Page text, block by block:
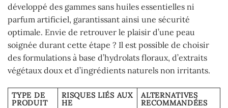
développé des gammes sans huiles essentielles ni
parfum artificiel, garantissant ainsi une sécurité
optimale. Envie de retrouver le plaisir d’une peau
soignée durant cette étape ? Il est possible de choisir
des formulations à base d’hydrolats floraux, d’extraits
végétaux doux et d’ingrédients naturels non irritants.
TYPE DE
PRODUIT
RISQUES LIÉS AUX
HE
ALTERNATIVES
RECOMMANDÉES